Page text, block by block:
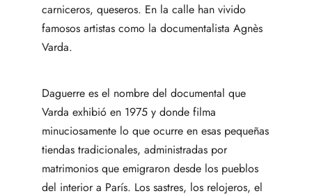
carniceros, queseros. En la calle han vivido
famosos artistas como la documentalista Agnès
Varda.
Daguerre es el nombre del documental que
Varda exhibió en 1975 y donde filma
minuciosamente lo que ocurre en esas pequeñas
tiendas tradicionales, administradas por
matrimonios que emigraron desde los pueblos
del interior a París. Los sastres, los relojeros, el